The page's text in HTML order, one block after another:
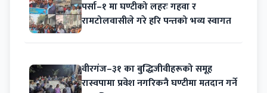
पर्सा–१ मा घण्टीको लहरः गहवा र
रामटोलवासीले गरे हरि पन्तको भव्य स्वागत
वीरगंज–३१ का बुद्धिजीवीहरूको समूह
रास्वपामा प्रवेश नगरिकनै घण्टीमा मतदान गर्ने